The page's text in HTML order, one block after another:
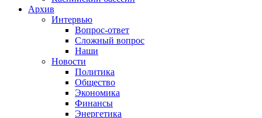
Архив
Интервью
Вопрос-ответ
Сложный вопрос
Наши
Новости
Политика
Общество
Экономика
Финансы
Энергетика